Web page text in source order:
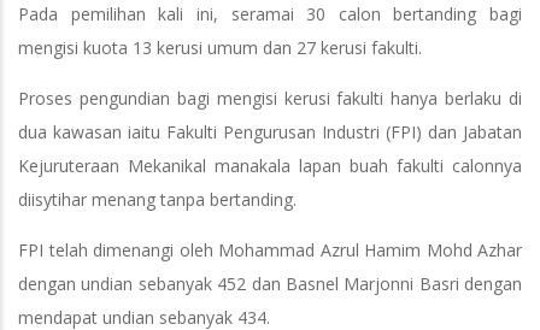
Pada pemilihan kali ini, seramai 30 calon bertanding bagi
mengisi kuota 13 kerusi umum dan 27 kerusi fakulti.
Proses pengundian bagi mengisi kerusi fakulti hanya berlaku di
dua kawasan iaitu Fakulti Pengurusan Industri (FPI) dan Jabatan
Kejuruteraan Mekanikal manakala lapan buah fakulti calonnya
diisytihar menang tanpa bertanding.
FPI telah dimenangi oleh Mohammad Azrul Hamim Mohd Azhar
dengan undian sebanyak 452 dan Basnel Marjonni Basri dengan
mendapat undian sebanyak 434.